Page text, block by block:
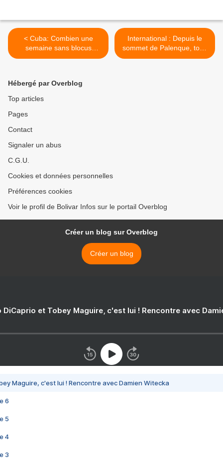
< Cuba: Combien une
semaine sans blocus
pourrait-elle rapporter au
International : Depuis le
sommet de Palenque, tous
les chemins mènent aux
Hébergé par Overblog
Top articles
Pages
Contact
Signaler un abus
C.G.U.
Cookies et données personnelles
Préférences cookies
Voir le profil de Bolivar Infos sur le portail Overblog
Créer un blog sur Overblog
Créer un blog
DiCaprio et Tobey Maguire, c'est lui ! Rencontre avec
Maguire, c'est lui ! Rencontre avec Damien Witecka
6
5
4
3